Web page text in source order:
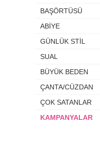
BAŞÖRTÜSÜ
ABİYE
GÜNLÜK STİL
SUAL
BÜYÜK BEDEN
ÇANTA/CÜZDAN
ÇOK SATANLAR
KAMPANYALAR